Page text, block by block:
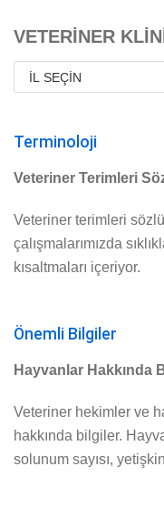
VETERİNER
Terminoloji
Veteriner Terimleri
Veteriner terimleri
çalışmalarımızda
kısaltmaları içeriyor.
Önemli Bilgiler
Hayvanlar Hakkında
Veteriner hekimler ve
hakkında bilgiler.
solunum sayısı,